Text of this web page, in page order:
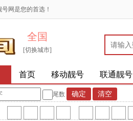
网是您的首选！
全国
[切换城市]
首页 移动靓号 联通靓号
尾数